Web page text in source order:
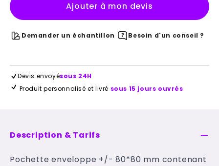
Ajouter à mon devis
Demander un échantillon Besoin d'un conseil ?
Devis envoyésous 24H
Produit personnalisé et livré sous 15 jours ouvrés
Description & Tarifs
Pochette enveloppe +/- 80*80 mm contenant